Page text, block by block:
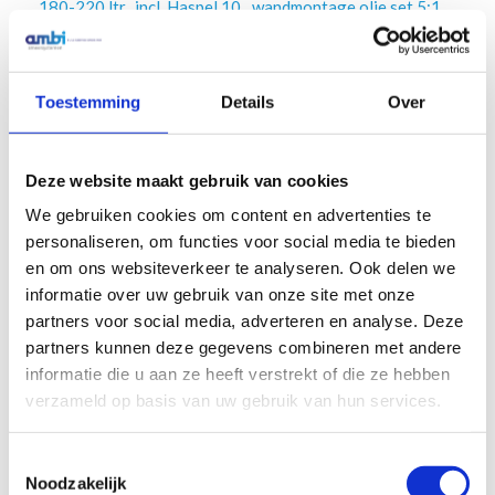
Toestemming Details Over
Deze website maakt gebruik van cookies
We gebruiken cookies om content en advertenties te
personaliseren, om functies voor social media te bieden
en om ons websiteverkeer te analyseren. Ook delen we
informatie over uw gebruik van onze site met onze
partners voor social media, adverteren en analyse. Deze
partners kunnen deze gegevens combineren met andere
informatie die u aan ze heeft verstrekt of die ze hebben
verzameld op basis van uw gebruik van hun services.
Noodzakelijk
180-220 ltr., incl. Haspel 10
mtr., digitale afgifte meter
en Lekbak
€2.285,00 Excl. btw
wandmontage olie set 5:1,
180-220 ltr., incl. Haspel 10
mtr., digitale afgifte meter
€1.527,00 Excl. btw